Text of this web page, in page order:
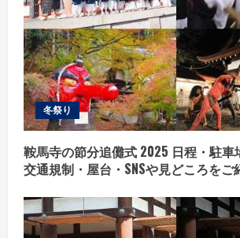
冬祭り
鞍馬寺の節分追儺式 2025 日程・駐車
交通規制・屋台・SNSや見どころをご